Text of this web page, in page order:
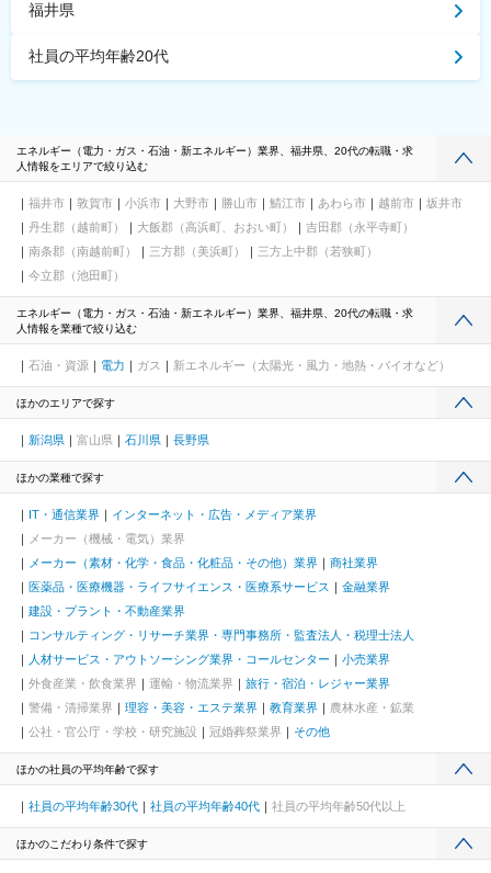
福井県
社員の平均年齢20代
エネルギー（電力・ガス・石油・新エネルギー）業界、福井県、20代の転職・求
人情報をエリアで絞り込む
福井市 敦賀市 小浜市 大野市 勝山市 鯖江市 あわら市 越前市
坂井市
丹生郡（越前町）
大飯郡（高浜町、おおい町）
吉田郡（永平寺町）
南条郡（南越前町）
三方郡（美浜町）
三方上中郡（若狭町）
今立郡（池田町）
エネルギー（電力・ガス・石油・新エネルギー）業界、福井県、20代の転職・求
人情報を業種で絞り込む
石油・資源 電力 ガス 新エネルギー（太陽光・風力・地熱・バイオなど）
ほかのエリアで探す
新潟県 富山県 石川県 長野県
ほかの業種で探す
IT・通信業界
インターネット・広告・メディア業界
メーカー（機械・電気）業界
メーカー（素材・化学・食品・化粧品・その他）業界
商社業界
医薬品・医療機器・ライフサイエンス・医療系サービス
金融業界
建設・プラント・不動産業界
コンサルティング・リサーチ業界・専門事務所・監査法人・税理士法人
人材サービス・アウトソーシング業界・コールセンター
小売業界
外食産業・飲食業界
運輸・物流業界
旅行・宿泊・レジャー業界
警備・清掃業界
理容・美容・エステ業界 教育業界
農林水産・鉱業
公社・官公庁・学校・研究施設
冠婚葬祭業界 その他
ほかの社員の平均年齢で探す
社員の平均年齢30代 社員の平均年齢40代 社員の平均年齢50代以上
ほかのこだわり条件で探す